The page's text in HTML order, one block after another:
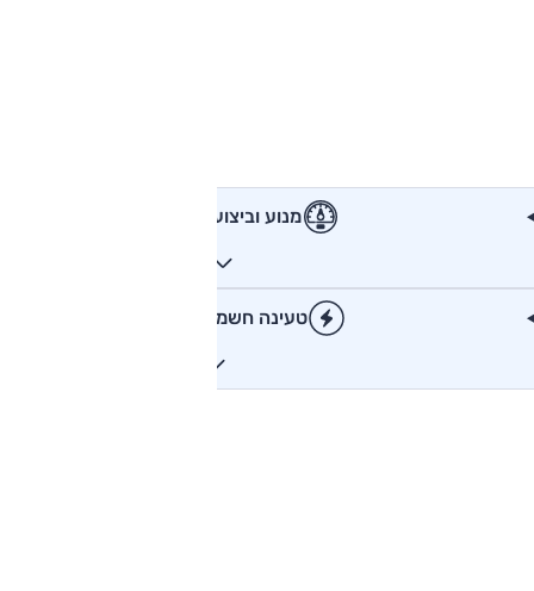
מנוע וביצועים
טעינה חשמלית